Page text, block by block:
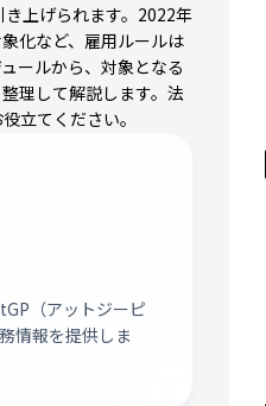
上げられます。2022年
化など、雇用ルールは
ールから、対象となる
理して解説します。法
立てください。
（アットジーピ
情報を提供しま